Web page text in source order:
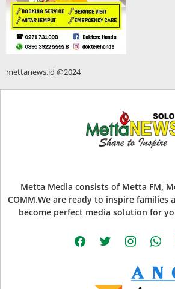
mettanews.id @2024
Metta Media consists of Metta FM,
COMM.We are ready to inspire families
become perfect media solution for
facebooktwitter instagram